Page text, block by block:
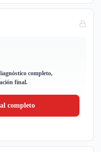
completo,
final.
completo